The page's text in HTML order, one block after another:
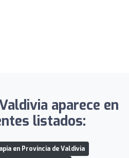
aparece en
listados:
en Provincia de Valdivia